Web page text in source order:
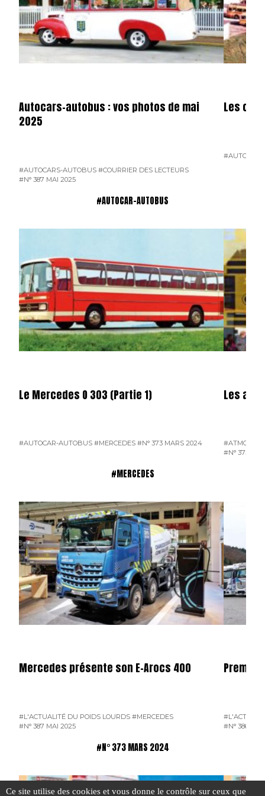
Autocars-autobus : vos photos de mai
2025
#AUTOCARS-AUTOBUS #COURRIER DES LECTEURS
#N° 387 MAI 2025
Les
#AUTOCAR-AUTOBUS
Le Mercedes O 303 (Partie 1)
#AUTOCAR-AUTOBUS #MERCEDES #N° 373 MARS 2024
Les
#N° 373
#MERCEDES
Mercedes présente son E-Arocs 400
#L'ACTUALITÉ DU POIDS LOURDS #MERCEDES
#N° 387 MAI 2025
Premier
#N° 386
#N° 373 MARS 2024
Ce site utilise des cookies et vous donne le contrôle sur ceux que